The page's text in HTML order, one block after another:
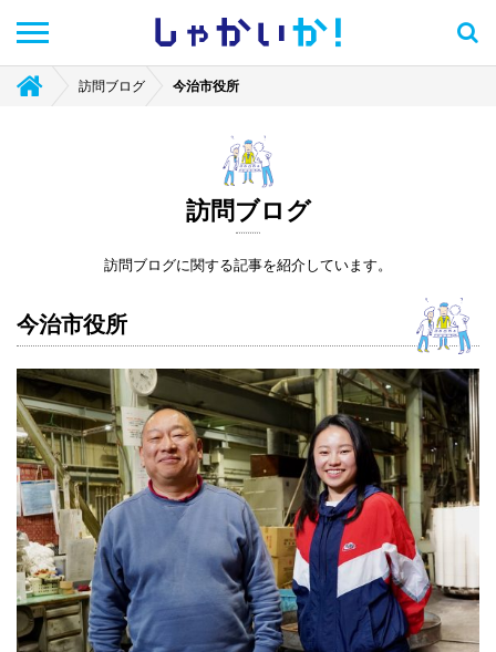
しゃかい か！
訪問ブログ 今治市役所
訪問ブログ
訪問ブログに関する記事を紹介しています。
今治市役所